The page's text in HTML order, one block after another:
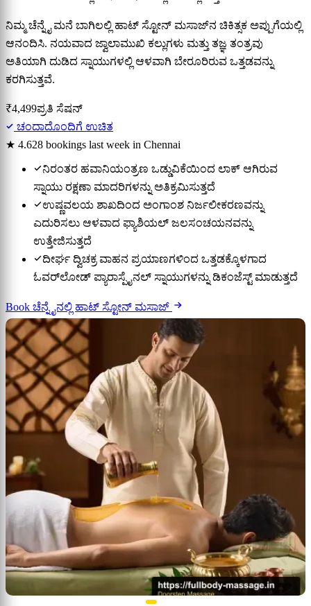
ನಿಮ್ಮ ಚೆನ್ನೈ ಮನೆ ಬಾಗಿಲಲ್ಲಿ ಹಾಟ್ ಸ್ಟೋನ್ ಮಸಾಜ್‌ನ ಚಿಕಿತ್ಸಕ ಅಪ್ಪುಗೆಯಲ್ಲಿ
ಆನಂದಿಸಿ. ನಯವಾದ ಜ್ವಾಲಾಮುಖಿ ಕಲ್ಲುಗಳು ಮತ್ತು ತಜ್ಞ ತಂತ್ರವು
ಅತಿಯಾಗಿ ದುಡಿದ ಸ್ನಾಯುಗಳಲ್ಲಿ ಆಳವಾಗಿ ಬೇರೂರಿರುವ ಒತ್ತಡವನ್ನು
ಕರಗಿಸುತ್ತವೆ.
₹4,499ಪ್ರತಿ ಸೆಷನ್
ಚಂದಾದೊಂದಿಗೆ ಉಚಿತ
★ 4.628 bookings last week in Chennai
ನಿರಂತರ ಹವಾನಿಯಂತ್ರಣ ಒಡ್ಡುವಿಕೆಯಿಂದ ಲಾಕ್ ಆಗಿರುವ
ಸ್ನಾಯು ರಕ್ಷಣಾ ಮಾದರಿಗಳನ್ನು ಅತಿಕ್ರಮಿಸುತ್ತದೆ
ಉಷ್ಣವಲಯ ಶಾಖದಿಂದ ಅಂಗಾಂಶ ನಿರ್ಜಲೀಕರಣವನ್ನು
ಎದುರಿಸಲು ಆಳವಾದ ಫ್ಯಾಶಿಯಲ್ ಜಲಸಂಚಯನವನ್ನು
ಉತ್ತೇಜಿಸುತ್ತದೆ
ದೀರ್ಘ ದ್ವಿಚಕ್ರ ವಾಹನ ಪ್ರಯಾಣಗಳಿಂದ ಒತ್ತಡಕ್ಕೊಳಗಾದ
ಓವರ್‌ಲೋಡ್ ಪ್ಯಾರಾಸ್ಪೈನಲ್ ಸ್ನಾಯುಗಳನ್ನು ಡಿಕಂಜೆಸ್ಟ್ ಮಾಡುತ್ತದೆ
Book ಚೆನ್ನೈನಲ್ಲಿ ಹಾಟ್ ಸ್ಟೋನ್ ಮಸಾಜ್